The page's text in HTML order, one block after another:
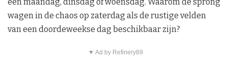
wagen in de chaos op zaterdag als de rustige velden
van een doordeweekse dag beschikbaar zijn?
▼ Ad by Refinery89